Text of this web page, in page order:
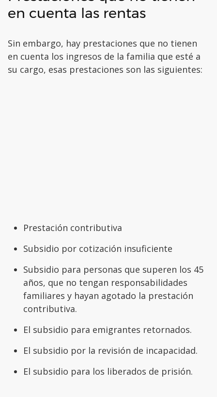
en cuenta las rentas
Sin embargo, hay prestaciones que no tienen
en cuenta los ingresos de la familia que esté a
su cargo, esas prestaciones son las siguientes:
Prestación contributiva
Subsidio por cotización insuficiente
Subsidio para personas que superen los 45
años, que no tengan responsabilidades
familiares y hayan agotado la prestación
contributiva.
El subsidio para emigrantes retornados.
El subsidio por la revisión de incapacidad.
El subsidio para los liberados de prisión.